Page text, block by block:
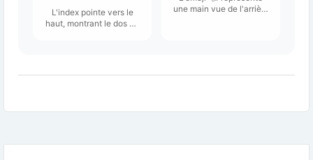
L'index pointe vers le
haut, montrant le dos de
une main vue de l'arrière